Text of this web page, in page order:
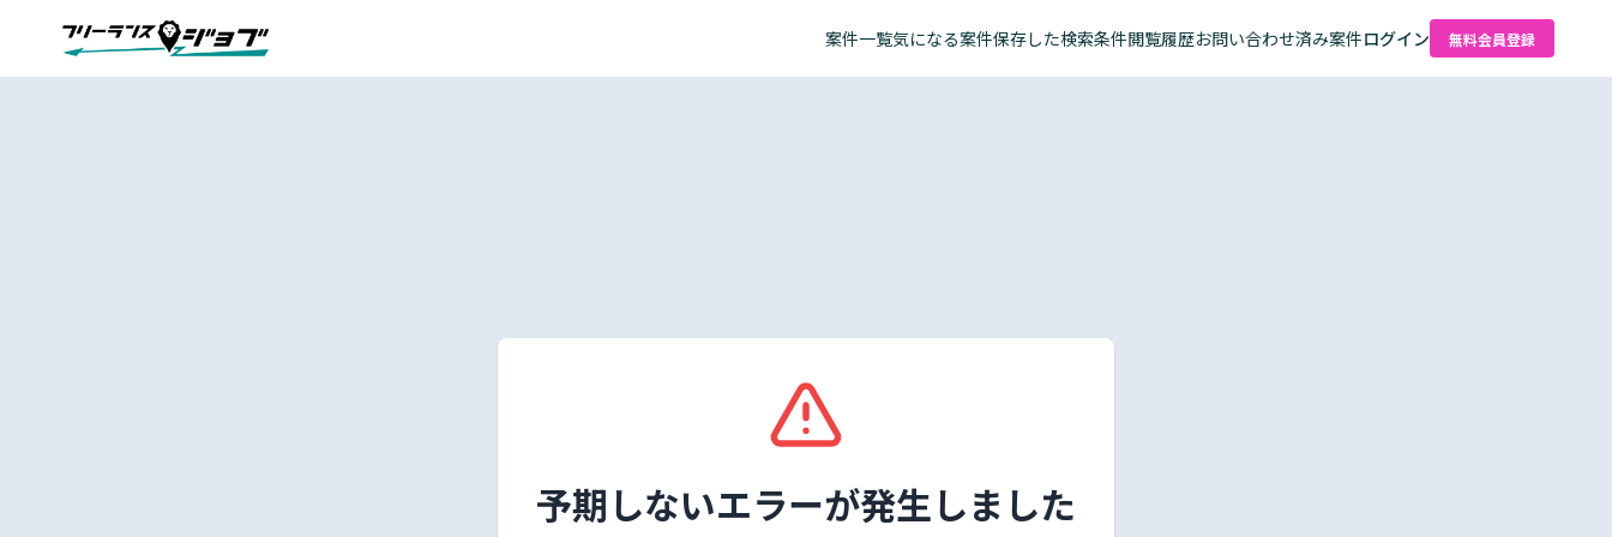
案件一覧気になる案件保存した検索条件閲覧履歴お問い合わせ済み案件ログイン 無料会員登録
予期しないエラーが発生しました